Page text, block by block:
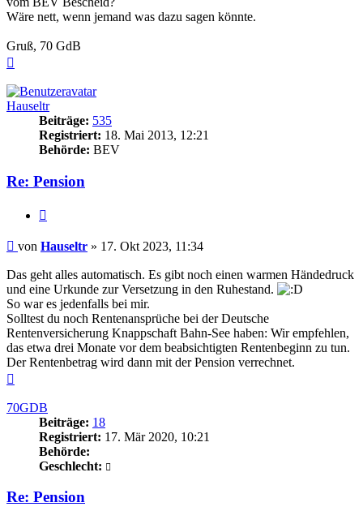
Wäre nett, wenn jemand was dazu sagen könnte.
Gruß, 70 GdB
Hauseltr
Beiträge: 535
Registriert: 18. Mai 2013, 12:21
Behörde: BEV
Re: Pension
Beitrag
von Hauseltr » 17. Okt 2023, 11:34
Das geht alles automatisch. Es gibt noch einen warmen Händedruck
und eine Urkunde zur Versetzung in den Ruhestand.
So war es jedenfalls bei mir.
Solltest du noch Rentenansprüche bei der Deutsche
Rentenversicherung Knappschaft Bahn-See haben: Wir empfehlen,
das etwa drei Monate vor dem beabsichtigten Rentenbeginn zu tun.
Der Rentenbetrag wird dann mit der Pension verrechnet.
70GDB
Beiträge: 18
Registriert: 17. Mär 2020, 10:21
Behörde:
Geschlecht:
Re: Pension